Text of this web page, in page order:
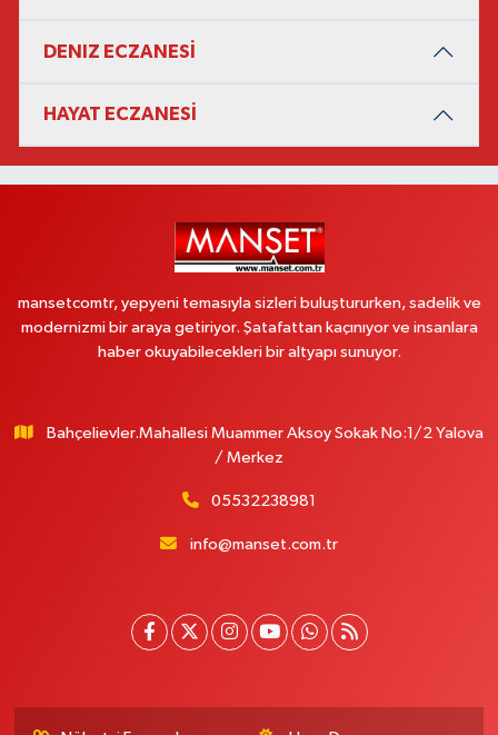
DENIZ ECZANESİ
HAYAT ECZANESİ
mansetcomtr, yepyeni temasıyla sizleri buluştururken, sadelik ve
modernizmi bir araya getiriyor. Şatafattan kaçınıyor ve insanlara
haber okuyabilecekleri bir altyapı sunuyor.
Bahçelievler.Mahallesi Muammer Aksoy Sokak No:1/2 Yalova
/ Merkez
05532238981
info@manset.com.tr